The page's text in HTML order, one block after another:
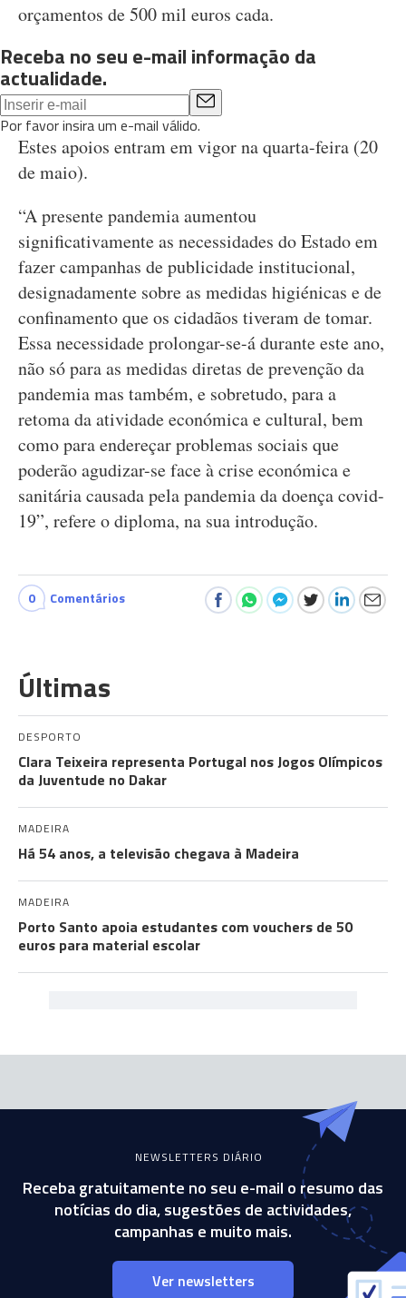
orçamentos de 500 mil euros cada.
Receba no seu e-mail informação da
actualidade.
Por favor insira um e-mail válido.
Estes apoios entram em vigor na quarta-feira (20
de maio).
“A presente pandemia aumentou
significativamente as necessidades do Estado em
fazer campanhas de publicidade institucional,
designadamente sobre as medidas higiénicas e de
confinamento que os cidadãos tiveram de tomar.
Essa necessidade prolongar-se-á durante este ano,
não só para as medidas diretas de prevenção da
pandemia mas também, e sobretudo, para a
retoma da atividade económica e cultural, bem
como para endereçar problemas sociais que
poderão agudizar-se face à crise económica e
sanitária causada pela pandemia da doença covid-
19”, refere o diploma, na sua introdução.
0 Comentários
Últimas
DESPORTO
Clara Teixeira representa Portugal nos Jogos Olímpicos
da Juventude no Dakar
MADEIRA
Há 54 anos, a televisão chegava à Madeira
MADEIRA
Porto Santo apoia estudantes com vouchers de 50
euros para material escolar
NEWSLETTERS DIÁRIO
Receba gratuitamente no seu e-mail o resumo das
notícias do dia, sugestões de actividades,
campanhas e muito mais.
Ver newsletters